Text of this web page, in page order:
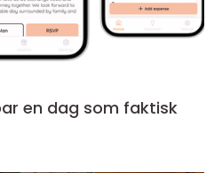
en dag som faktisk